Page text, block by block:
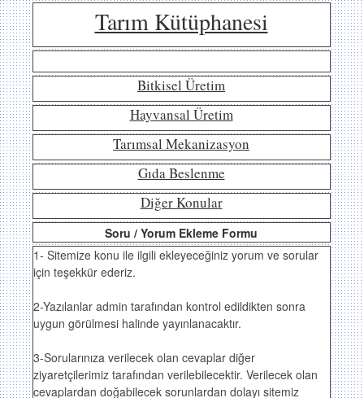
Tarım Kütüphanesi
Bitkisel Üretim
Hayvansal Üretim
Tarımsal Mekanizasyon
Gıda Beslenme
Diğer Konular
Soru / Yorum Ekleme Formu
1- Sitemize konu ile ilgili ekleyeceğiniz yorum ve sorular
için teşekkür ederiz.
2-Yazılanlar admin tarafından kontrol edildikten sonra
uygun görülmesi halinde yayınlanacaktır.
3-Sorularınıza verilecek olan cevaplar diğer
ziyaretçilerimiz tarafından verilebilecektir. Verilecek olan
cevaplardan doğabilecek sorunlardan dolayı sitemiz